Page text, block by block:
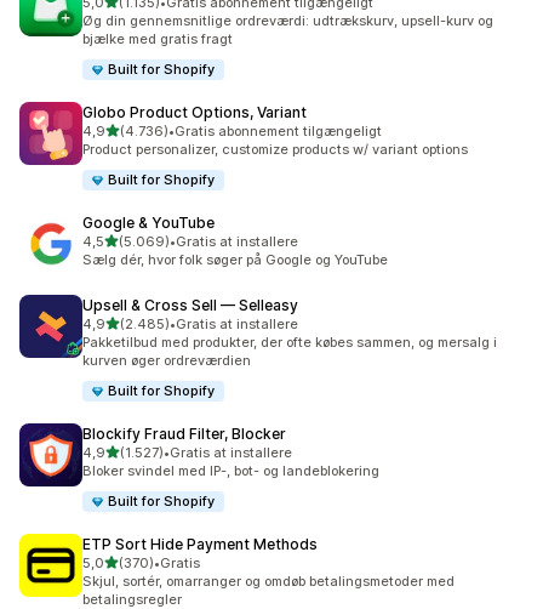
1135 anmeldelser i alt
Øg din gennemsnitlige ordreværdi: udtrækskurv, upsell-kurv og
bjælke med gratis fragt
Built for Shopify
Globo Product Options, Variant
4,9ud af 5 stjerner
(4.736)
4736 anmeldelser i alt
•Gratis abonnement tilgængeligt
Product personalizer, customize products w/ variant options
Built for Shopify
Google & YouTube
4,5ud af 5 stjerner
(5.069)
5069 anmeldelser i alt
•Gratis at installere
Sælg dér, hvor folk søger på Google og YouTube
Upsell & Cross Sell — Selleasy
4,9ud af 5 stjerner
(2.485)
2485 anmeldelser i alt
•Gratis at installere
Pakketilbud med produkter, der ofte købes sammen, og mersalg i
kurven øger ordreværdien
Built for Shopify
Blockify Fraud Filter, Blocker
4,9ud af 5 stjerner
(1.527)
1527 anmeldelser i alt
•Gratis at installere
Bloker svindel med IP-, bot- og landeblokering
Built for Shopify
ETP Sort Hide Payment Methods
5,0ud af 5 stjerner
(370)
370 anmeldelser i alt
•Gratis
Skjul, sortér, omarranger og omdøb betalingsmetoder med
betalingsregler